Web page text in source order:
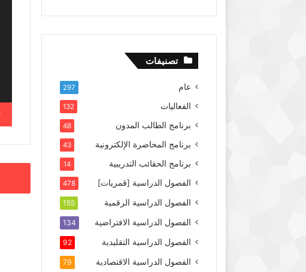
RSS
تصنيفات
عام 297
الفعاليات 132
برنامج الطالب المدون 48
برنامج المحاضرة الإلكترونية 43
برنامج الحقائب التدريبية 14
الفصول الدراسية [قمريات] 478
الفصول الدراسية الرقمية 155
الفصول الدراسية الافتراضية 134
الفصول الدراسية التقليدية 92
الفصول الدراسية الاقتصادية 79